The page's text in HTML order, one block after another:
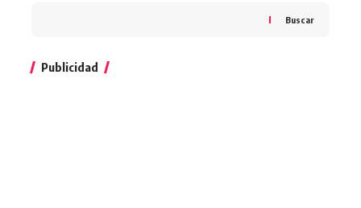
Buscar
Publicidad